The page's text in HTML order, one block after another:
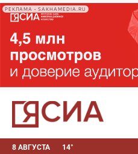
РЕКЛАМА • SAKHAMEDIA.RU
8 АВГУСТА 14°